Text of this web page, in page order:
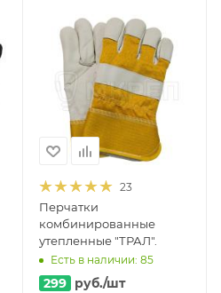
23
Перчатки
комбинированные
утепленные "ТРАЛ".
Есть в наличии: 85
299 руб./шт